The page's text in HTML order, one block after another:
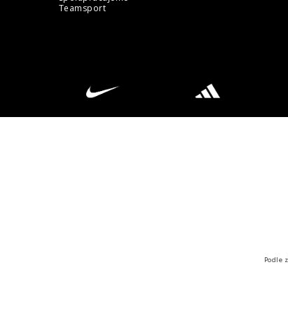
Teamsport
Podle